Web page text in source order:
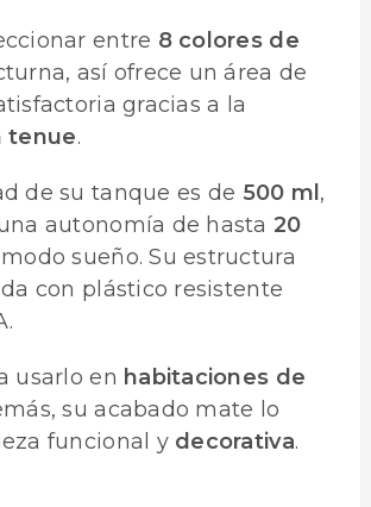
entre 8 colores de
así ofrece un área de
gracias a la
tenue.
de su tanque es de 500 ml ,
autonomía de hasta 20
sueño. Su estructura
con plástico resistente
usarlo en habitaciones de
su acabado mate lo
funcional ydecorativa.